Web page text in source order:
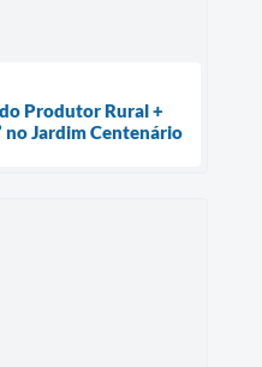
Produtor Rural +
no Jardim Centenário